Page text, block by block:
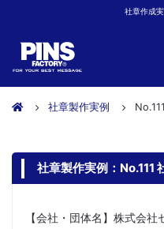
社章作成
社章製作実例
社章製作実例：No.111
【会社・団体名】株式会社